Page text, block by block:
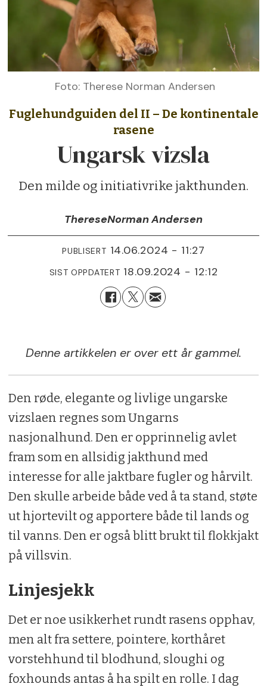
Foto: Therese Norman Andersen
Fuglehundguiden del II – De kontinentale
rasene
Ungarsk vizsla
Den milde og initiativrike jakthunden.
ThereseNorman Andersen
PUBLISERT 14.06.2024 - 11:27
SIST OPPDATERT 18.09.2024 - 12:12
Denne artikkelen er over ett år gammel.
Den røde, elegante og livlige ungarske
vizslaen regnes som Ungarns
nasjonalhund. Den er opprinnelig avlet
fram som en allsidig jakthund med
interesse for alle jaktbare fugler og hårvilt.
Den skulle arbeide både ved å ta stand, støte
ut hjortevilt og apportere både til lands og
til vanns. Den er også blitt brukt til flokkjakt
på villsvin.
Linjesjekk
Det er noe usikkerhet rundt rasens opphav,
men alt fra settere, pointere, korthåret
vorstehhund til blodhund, sloughi og
foxhounds antas å ha spilt en rolle. I dag